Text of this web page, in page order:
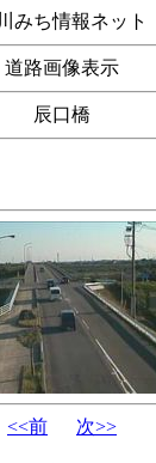
みち情報ネット
道路画像表示
辰口橋
<<前 次>>